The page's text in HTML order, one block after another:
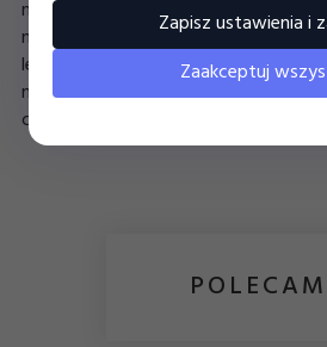
napięciu i deadline'ach. Dodają
najbardziej stresujących chwil i
lepiej śmiać się z nieuchronnych
nimi. Idealne dla każdego, kto żyje na
czasu na nudę!
Zapisz ustawienia i
Zaakceptuj